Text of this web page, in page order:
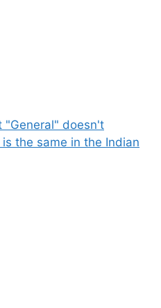
"General" doesn't
the same in the Indian